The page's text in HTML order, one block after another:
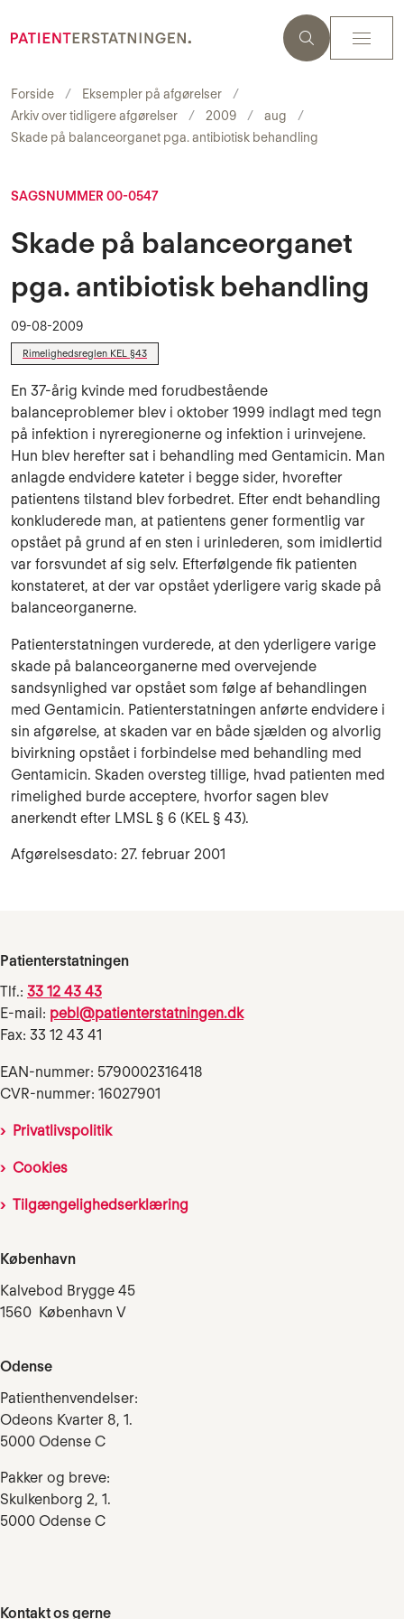
Forside
Eksempler på afgørelser
Arkiv over tidligere afgørelser
2009
aug
Skade på balanceorganet pga. antibiotisk behandling
SAGSNUMMER 00-0547
Skade på balanceorganet
pga. antibiotisk behandling
09-08-2009
Rimelighedsreglen KEL §43
En 37-årig kvinde med forudbestående
balanceproblemer blev i oktober 1999 indlagt med tegn
på infektion i nyreregionerne og infektion i urinvejene.
Hun blev herefter sat i behandling med Gentamicin. Man
anlagde endvidere kateter i begge sider, hvorefter
patientens tilstand blev forbedret. Efter endt behandling
konkluderede man, at patientens gener formentlig var
opstået på grund af en sten i urinlederen, som imidlertid
var forsvundet af sig selv. Efterfølgende fik patienten
konstateret, at der var opstået yderligere varig skade på
balanceorganerne.
Patienterstatningen vurderede, at den yderligere varige
skade på balanceorganerne med overvejende
sandsynlighed var opstået som følge af behandlingen
med Gentamicin. Patienterstatningen anførte endvidere i
sin afgørelse, at skaden var en både sjælden og alvorlig
bivirkning opstået i forbindelse med behandling med
Gentamicin. Skaden oversteg tillige, hvad patienten med
rimelighed burde acceptere, hvorfor sagen blev
anerkendt efter LMSL § 6 (KEL § 43).
Afgørelsesdato: 27. februar 2001
Patienterstatningen
Tlf.: 33 12 43 43
E-mail: pebl@patienterstatningen.dk
Fax: 33 12 43 41
EAN-nummer: 5790002316418
CVR-nummer: 16027901
Privatlivspolitik
Cookies
Tilgængelighedserklæring
København
Kalvebod Brygge 45
1560 København V
Odense
Patienthenvendelser:
Odeons Kvarter 8, 1.
5000 Odense C
Pakker og breve:
Skulkenborg 2, 1.
5000 Odense C
Kontakt os gerne